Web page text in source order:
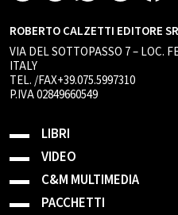
ROBERTO CALZETTI EDITORE
VIA DEL SOTTOPASSO 7 – LOC.
ITALY
TEL. /FAX+39.075.5997310
P.IVA 02849660549
LIBRI
VIDEO
C&M MULTIMEDIA
PACCHETTI